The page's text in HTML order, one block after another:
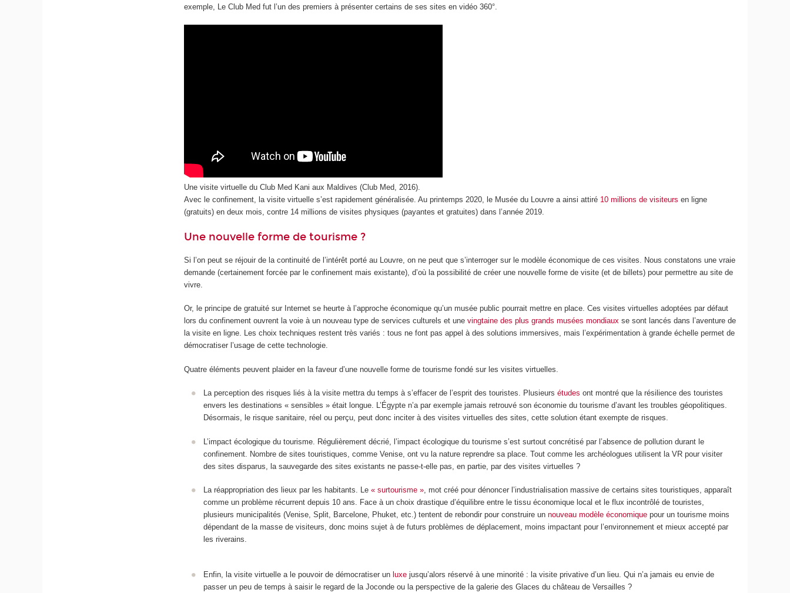
exemple, Le Club Med fut l’un des premiers à présenter certains de ses sites en vidéo 360°.
Une visite virtuelle du Club Med Kani aux Maldives (Club Med, 2016).
Avec le confinement, la visite virtuelle s’est rapidement généralisée. Au printemps 2020, le Musée du Louvre a ainsi attiré 10 millions de visiteurs en ligne
(gratuits) en deux mois, contre 14 millions de visites physiques (payantes et gratuites) dans l’année 2019.
Une nouvelle forme de tourisme ?
Si l’on peut se réjouir de la continuité de l’intérêt porté au Louvre, on ne peut que s’interroger sur le modèle économique de ces visites. Nous constatons une vraie
demande (certainement forcée par le confinement mais existante), d’où la possibilité de créer une nouvelle forme de visite (et de billets) pour permettre au site de
vivre.
Or, le principe de gratuité sur Internet se heurte à l’approche économique qu’un musée public pourrait mettre en place. Ces visites virtuelles adoptées par défaut
lors du confinement ouvrent la voie à un nouveau type de services culturels et unevingtaine des plus grands musées mondiaux se sont lancés dans l’aventure de
la visite en ligne. Les choix techniques restent très variés : tous ne font pas appel à des solutions immersives, mais l’expérimentation à grande échelle permet de
démocratiser l’usage de cette technologie.
Quatre éléments peuvent plaider en la faveur d’une nouvelle forme de tourisme fondé sur les visites virtuelles.
La perception des risques liés à la visite mettra du temps à s’effacer de l’esprit des touristes. Plusieurs études ont montré que la résilience des touristes
envers les destinations « sensibles » était longue. L’Égypte n’a par exemple jamais retrouvé son économie du tourisme d’avant les troubles géopolitiques.
Désormais, le risque sanitaire, réel ou perçu, peut donc inciter à des visites virtuelles des sites, cette solution étant exempte de risques.
L’impact écologique du tourisme. Régulièrement décrié, l’impact écologique du tourisme s’est surtout concrétisé par l’absence de pollution durant le
confinement. Nombre de sites touristiques, comme Venise, ont vu la nature reprendre sa place. Tout comme les archéologues utilisent la VR pour visiter
des sites disparus, la sauvegarde des sites existants ne passe-t-elle pas, en partie, par des visites virtuelles ?
La réappropriation des lieux par les habitants. Le « surtourisme », mot créé pour dénoncer l’industrialisation massive de certains sites touristiques, apparaît
comme un problème récurrent depuis 10 ans. Face à un choix drastique d’équilibre entre le tissu économique local et le flux incontrôlé de touristes,
plusieurs municipalités (Venise, Split, Barcelone, Phuket, etc.) tentent de rebondir pour construire un nouveau modèle économiquepour un tourisme moins
dépendant de la masse de visiteurs, donc moins sujet à de futurs problèmes de déplacement, moins impactant pour l’environnement et mieux accepté par
les riverains.
Enfin, la visite virtuelle a le pouvoir de démocratiser un luxejusqu’alors réservé à une minorité : la visite privative d’un lieu. Qui n’a jamais eu envie de
passer un peu de temps à saisir le regard de la Joconde ou la perspective de la galerie des Glaces du château de Versailles ?